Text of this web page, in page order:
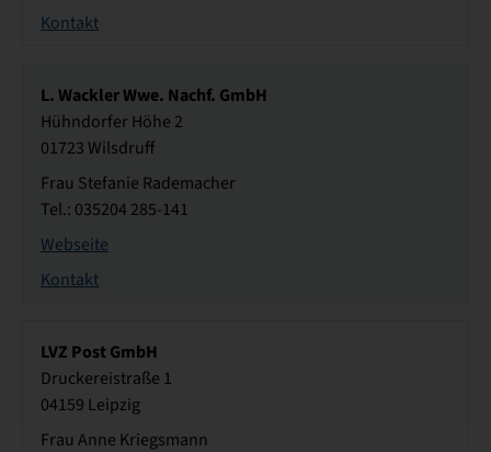
Kontakt
L. Wackler Wwe. Nachf. GmbH
Hühndorfer Höhe 2
01723 Wilsdruff
Frau Stefanie Rademacher
Tel.: 035204 285-141
Webseite
Kontakt
LVZ Post GmbH
Druckereistraße 1
04159 Leipzig
Frau Anne Kriegsmann